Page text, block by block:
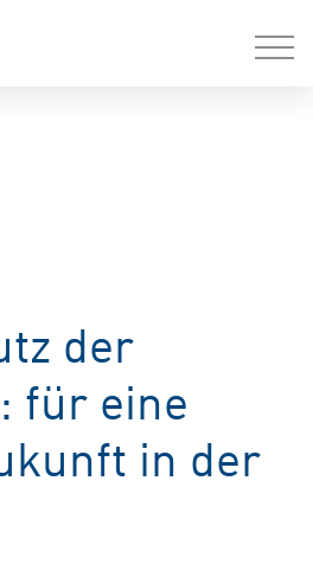
der
für eine
in der